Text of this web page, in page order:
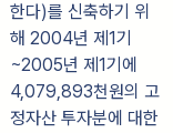
한다)를 신축하기 위
해 2004년 제1기
~2005년 제1기에
4,079,893천원의 고
정자산 투자분에 대한